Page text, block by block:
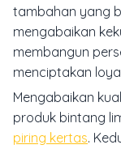
tambahan yang
mengabaikan
membangun
menciptakan
Mengabaikan
produk bintang
piring kertas.